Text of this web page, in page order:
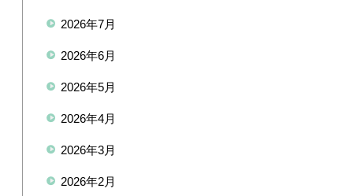
2026年7月
2026年6月
2026年5月
2026年4月
2026年3月
2026年2月